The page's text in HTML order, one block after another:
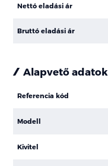
Nettó eladási ár
Bruttó eladási ár
Alapvető adatok
Referencia kód
Modell
Kivitel